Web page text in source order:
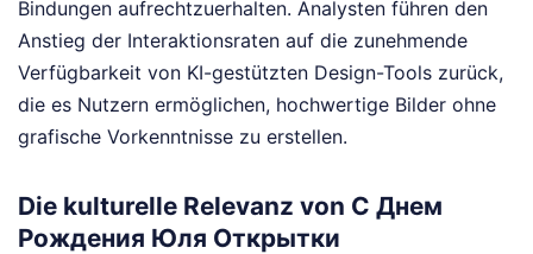
Bindungen aufrechtzuerhalten. Analysten führen den
Anstieg der Interaktionsraten auf die zunehmende
Verfügbarkeit von KI-gestützten Design-Tools zurück,
die es Nutzern ermöglichen, hochwertige Bilder ohne
grafische Vorkenntnisse zu erstellen.
Die kulturelle Relevanz von С Днем
Рождения Юля Открытки